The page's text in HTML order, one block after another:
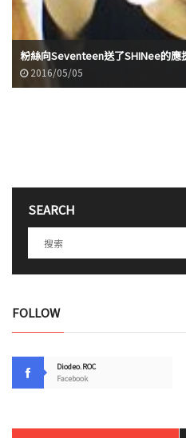
粉絲向Seventeen送了SHINee的應
2016/05/05
SEARCH
FOLLOW
Diodeo.ROC
Facebook